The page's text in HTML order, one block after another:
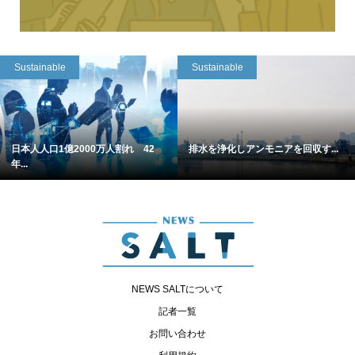
Sustainable
日本人人口1億2000万人割れ 42
年...
Sustainable
排水を浄化しアンモニアを回収す...
NEWS SALTについて
記者一覧
お問い合わせ